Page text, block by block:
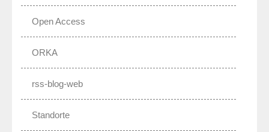
Open Access
ORKA
rss-blog-web
Standorte